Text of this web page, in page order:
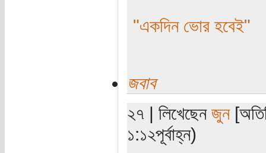
"একদিন ভোর হবেই"
জবাব
২৭ | লিখেছেন জুন
১:১২পূর্বাহ্ন)